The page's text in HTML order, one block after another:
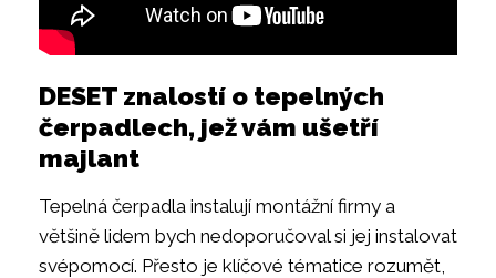
DESET znalostí o tepelných
čerpadlech, jež vám ušetří
majlant
Tepelná čerpadla instalují montážní firmy a
většině lidem bych nedoporučoval si jej instalovat
svépomocí. Přesto je klíčové tématice rozumět,